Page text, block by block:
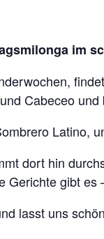
im
Cabeceo
Latino,
dort hin
Gerichte gibt
lasst uns